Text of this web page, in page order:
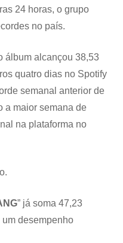
24 horas, o grupo
no país.
álbum alcançou 38,53
quatro dias no Spotify
semanal anterior de
a maior semana de
na plataforma no
” já soma 47,23
desempenho